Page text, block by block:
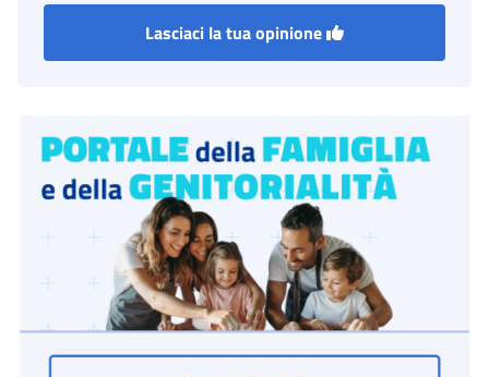
Lasciaci la tua opinione